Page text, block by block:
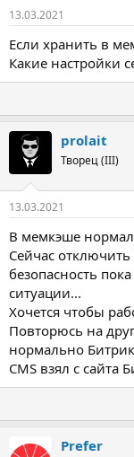
13.03.2021
Если хранить в
Какие настройки
prolait
Творец (III)
13.03.2021
В мемкэше
Сейчас отключить
безопасность
ситуации...
Хочется чтобы
Повторюсь на
нормально
CMS взял с сайта
Prefer